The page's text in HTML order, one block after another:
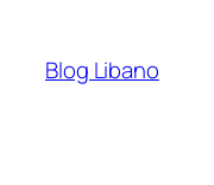
Blog Libano